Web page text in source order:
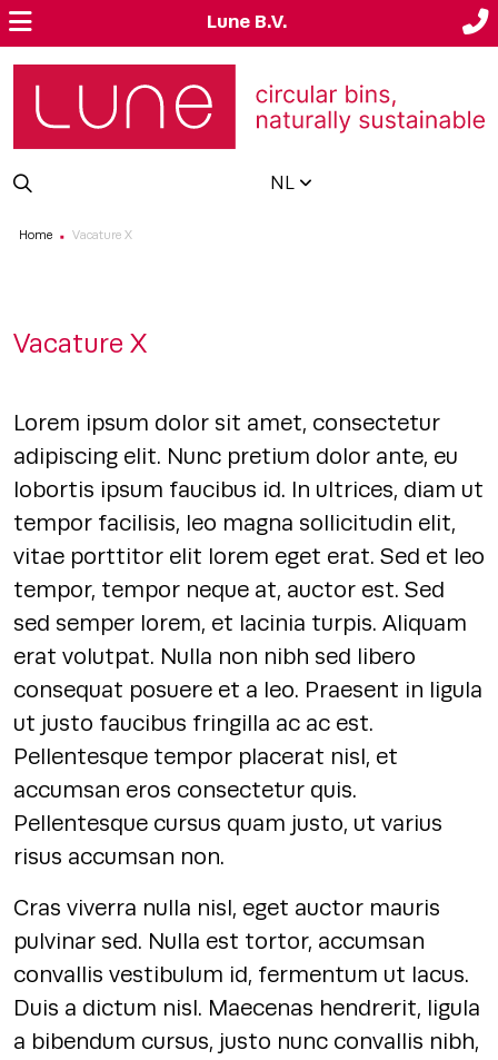
Lune B.V.
NL
Home ■ Vacature X
Vacature X
Lorem ipsum dolor sit amet, consectetur
adipiscing elit. Nunc pretium dolor ante, eu
lobortis ipsum faucibus id. In ultrices, diam ut
tempor facilisis, leo magna sollicitudin elit,
vitae porttitor elit lorem eget erat. Sed et leo
tempor, tempor neque at, auctor est. Sed
sed semper lorem, et lacinia turpis. Aliquam
erat volutpat. Nulla non nibh sed libero
consequat posuere et a leo. Praesent in ligula
ut justo faucibus fringilla ac ac est.
Pellentesque tempor placerat nisl, et
accumsan eros consectetur quis.
Pellentesque cursus quam justo, ut varius
risus accumsan non.
Cras viverra nulla nisl, eget auctor mauris
pulvinar sed. Nulla est tortor, accumsan
convallis vestibulum id, fermentum ut lacus.
Duis a dictum nisl. Maecenas hendrerit, ligula
a bibendum cursus, justo nunc convallis nibh,